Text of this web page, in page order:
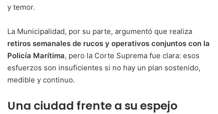
y temor.
La Municipalidad, por su parte, argumentó que realiza
retiros semanales de rucos y operativos conjuntos con la
Policía Marítima, pero la Corte Suprema fue clara: esos
esfuerzos son insuficientes si no hay un plan sostenido,
medible y continuo.
Una ciudad frente a su espejo